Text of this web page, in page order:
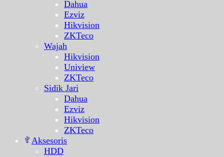
Dahua
Ezviz
Hikvision
ZKTeco
Wajah
Hikvision
Uniview
ZKTeco
Sidik Jari
Dahua
Ezviz
Hikvision
ZKTeco
Aksesoris
HDD